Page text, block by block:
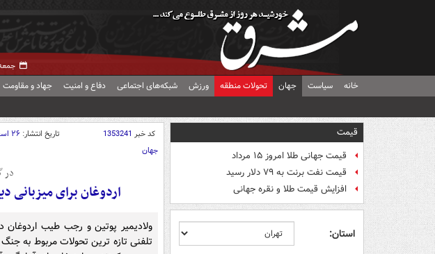
جمعه ۱۶ مرداد
خانه سیاست جهان تحولات منطقه ورزش شبکه‌های اجتماعی دفاع و امنیت جهاد و مقاومت
قیمت
قیمت جهانی طلا امروز ۱۵ مرداد
قیمت نفت برنت به ۷۹ دلار رسید
افزایش قیمت طلا و نقره جهانی
استان:
کد خبر 1353241 تاریخ انتشار: ۲۶ اسفند ۱۴۰۰ - ۱۹:۳۰
جهان
در
اردوغان برای میزبانی
ولادیمیر پوتین و رجب طیب اردوغان
تلفنی تازه ترین تحولات مربوط به جنگ